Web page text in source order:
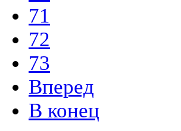
71
72
73
Вперед
В конец